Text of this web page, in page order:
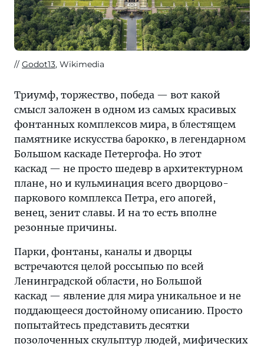
Godot13, Wikimedia
Триумф, торжество, победа — вот какой
смысл заложен в одном из самых красивых
фонтанных комплексов мира, в блестящем
памятнике искусства барокко, в легендарном
Большом каскаде Петергофа. Но этот
каскад — не просто шедевр в архитектурном
плане, но и кульминация всего дворцово-
паркового комплекса Петра, его апогей,
венец, зенит славы. И на то есть вполне
резонные причины.
Парки, фонтаны, каналы и дворцы
встречаются целой россыпью по всей
Ленинградской области, но Большой
каскад — явление для мира уникальное и не
поддающееся достойному описанию. Просто
попытайтесь представить десятки
позолоченных скульптур людей, мифических